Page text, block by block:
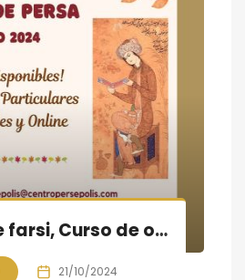
Clases de farsi, Curso de otoño 2024
21/10/2024